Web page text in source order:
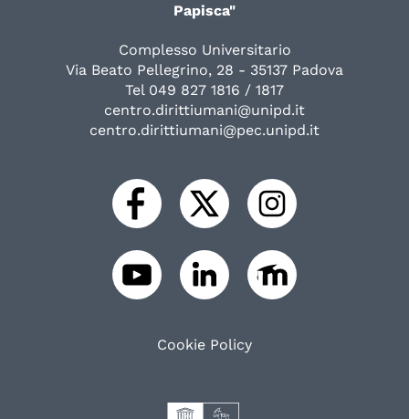
Papisca"
Complesso Universitario
Via Beato Pellegrino, 28 - 35137 Padova
Tel 049 827 1816 / 1817
centro.dirittiumani@unipd.it
centro.dirittiumani@pec.unipd.it
Cookie Policy